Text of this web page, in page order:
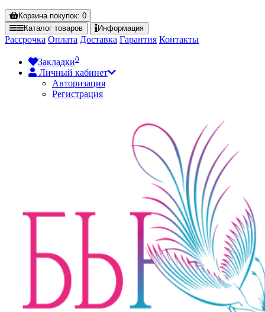
Корзинапокупок: 0
Каталог товаров Информация
Рассрочка Оплата Доставка Гарантия Контакты
Закладки0
Личный кабинет
Авторизация
Регистрация